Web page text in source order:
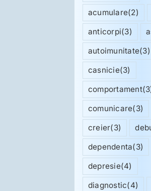
acumulare(2)
anticorpi(3)
autoimunitate(3)
casnicie(3)
comportament
comunicare(3)
creier(3)
dependenta(3)
depresie(4)
diagnostic(4)